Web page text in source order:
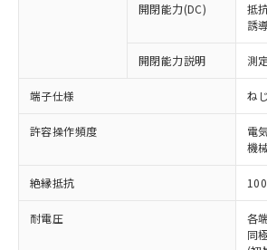
開閉能力(DC)
抵
誘
開閉能力説明 測
端子仕様 ね
許容操作頻度
電
機
絶縁抵抗
耐電圧
各
同
本サービスは、当社制御
商品の当社在庫状況およ
(税抜)を提供させていただ
当社制御機器事業取扱商
ことをご了承ください。
在庫状況および標準価格
記載している更新日時点
タに基づき作成されるも
覧された時点での実際の
準価格とは異なる場合が
調査・確認中：EU RoHS指令
非含有の対応状況を調査中また
非該当品：ライセンス料など無
害物質有無と関係のない商品で
仕入先様の事情により、非含有
いたものが、含有品と判明した
むを得ず変更することがありま
*EU RoHS指令（10物質）：
鉛(Pb) 1000ppm以下、 水銀(Hg)
六価クロム(Cr(Ⅵ)) 1000ppm以下、ポリ
類(PBB) 1000ppm以下、ポリ臭化ジフェ
「○」：最大均質材料含有率が
基準値以下であることを示しま
「×」：最大均質材料含有率が
基準値を超えていることを示し
「－」：未確認です。当社販売
*中国RoHS10物質の基準値 (GB/T26572)
Pb(鉛) :1000ppm、 Hg(水銀) : 1000ppm
Cr(Ⅵ)(六価クロム) : 1000ppm、 PBBs(ポ
当社は、これら貴社製品
為替および外国貿易法に
または国外への提供する
国政府の輸出許可(または
可)を取得するなどの必要